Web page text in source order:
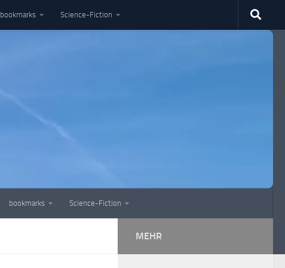
bookmarks Science-Fiction
bookmarks Science-Fiction
MEHR